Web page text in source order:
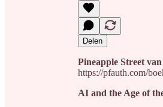
Delen
Pineapple Street
https://pfauth.com/
AI and the Age of